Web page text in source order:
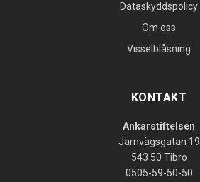
Dataskyddspolicy
Om oss
Visselblåsning
KONTAKT
Ankarstiftelsen
Järnvägsgatan 19
543 50 Tibro
0505-59-50-50